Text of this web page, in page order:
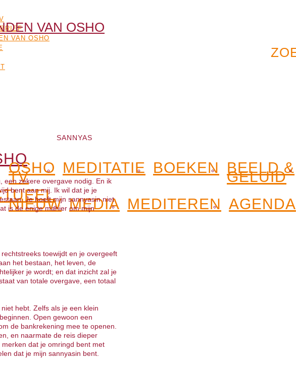
VAN OSHO
OSHO
TV
MEDITATIE BOEKEN BEELD &
GELUID
NIEUW MEDIA MEDITEREN AGENDA
SANNYAS
een zekere overgave nodig. En ik
bent aan mij. Ik wil dat je je
Je hoeft mijn sannyasin niet
is de enige manier om mijn
toewijdt en je overgeeft
het bestaan, het leven, de
je wordt; en dat inzicht zal je
van totale overgave, een totaal
hebt. Zelfs als je een klein
Open gewoon een
de bankrekening mee te openen.
en naarmate de reis dieper
dat je omringd bent met
dat je mijn sannyasin bent.